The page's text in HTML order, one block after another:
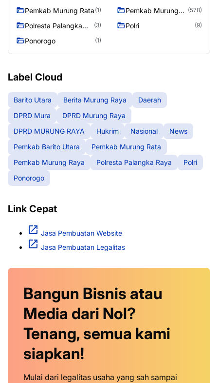
Pemkab Murung Rata (1)
Pemkab Murung
(578)
Polresta Palangka
(3) Polri (9)
Ponorogo (1)
Label Cloud
Barito Utara Berita Murung Raya
Daerah
DPRD Mura
DPRD Murung Raya
DPRD MURUNG RAYA
Hukrim Nasional
News
Pemkab Barito Utara
Pemkab Murung Rata
Pemkab Murung Raya
Polresta Palangka Raya
Polri
Ponorogo
Link Cepat
Jasa Pembuatan Website
Jasa Pembuatan Legalitas
Bangun Bisnis atau
Media dari Nol?
Tenang, semua kami
siapkan!
Mulai dari legalitas usaha yang sah sampai